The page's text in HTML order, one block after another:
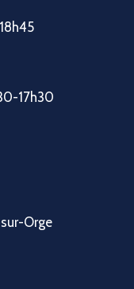
17h30
Orge